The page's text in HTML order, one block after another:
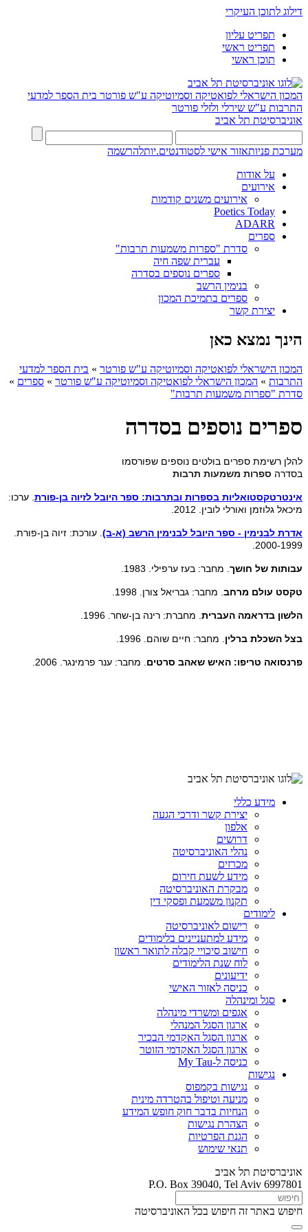
דילוג לתוכן העיקרי
תפריט עליון
תפריט ראשי
תוכן ראשי
המכון הישראלי לפואטיקה וסמיוטיקה ע"ש פורטר בית הספר למדעי
התרבות ע"ש שירלי ולזלי פורטר
אוניברסיטת תל אביב
מערכת פניותאזור אישי לסטודנטים.יותלהרשמה
על אודות
אירועים
אירועים משנים קודמות
Poetics Today
ADARR
ספרים
סדרת "ספרות משמעות תרבות"
עברית שפה חיה
ספרים נוספים בסדרה
בנימין הרשב
ספרים בתמיכת המכון
יצירת קשר
הינך נמצא כאן
המכון הישראלי לפואטיקה וסמיוטיקה ע"ש פורטר » בית הספר למדעי
התרבות » המכון הישראלי לפואטיקה וסמיוטיקה ע"ש פורטר » ספרים »
סדרת "ספרות משמעות תרבות"
ספרים נוספים בסדרה
להלן רשימת ספרים בולטים נוספים שפורסמו
בסדרה ספרות משמעות תרבות
אינטרטקסטואליות בספרות ובתרבות: ספר היובל לזיוה בן-פורת . ערכו:
מיכאל גלוזמן ואורלי לובין. 2012.
אדרת לבנימין - ספר היובל לבנימין הרשב (א-ב) . עורכת: זיוה בן-פורת.
2000-1999.
עבותות של חושך . מחבר: בעז ערפילי. 1983.
טקסט עולם מרחב . מחבר: גבריאל צורן. 1998.
הלשון בדראמה העברית . מחברת: רינה בן-שחר. 1996.
בצל השכלת ברלין . מחבר: חיים שוהם. 1996.
פרנסואה טריפו: האיש שאהב סרטים . מחבר: ענר פרמינגר. 2006.
מידע כללי
יצירת קשר ודרכי הגעה
אלפון
דרושים
נהלי האוניברסיטה
מכרזים
מידע לשעת חירום
מבקרת האוניברסיטה
תקנון משמעת ופסקי דין
לימודים
רישום לאוניברסיטה
מידע למתעניינים בלימודים
חישוב סיכויי קבלה לתואר ראשון
לוח שנת הלימודים
ידיעונים
כניסה לאזור האישי
סגל ומינהלה
אגפים ומשרדי מינהלה
ארגון הסגל המנהלי
ארגון הסגל האקדמי הבכיר
ארגון הסגל האקדמי הזוטר
כניסה ל-My Tau
נגישות
נגישות בקמפוס
מניעה וטיפול בהטרדה מינית
הנחיות בדבר חוק חופש המידע
הצהרת נגישות
הגנת הפרטיות
תנאי שימוש
אוניברסיטת תל אביב
P.O. Box 39040, Tel Aviv 6997801
חיפוש באתר זה חיפוש בכל האוניברסיטה